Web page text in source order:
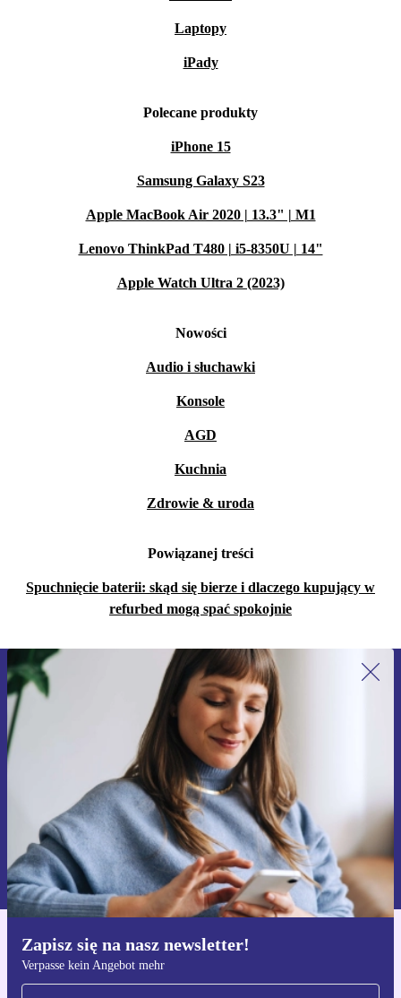
Laptopy
iPady
Polecane produkty
iPhone 15
Samsung Galaxy S23
Apple MacBook Air 2020 | 13.3" | M1
Lenovo ThinkPad T480 | i5-8350U | 14"
Apple Watch Ultra 2 (2023)
Nowości
Audio i słuchawki
Konsole
AGD
Kuchnia
Zdrowie & uroda
Powiązanej treści
Spuchnięcie baterii: skąd się bierze i dlaczego kupujący w
refurbed mogą spać spokojnie
Zapisz się na nasz newsletter!
Verpasse kein Angebot mehr
Zapisz się na nasz newsletter!
Nie przegap żadnej oferty.
Zarejestruj się
Informacje na temat używania danych osobowych znajdują się w
naszej
Polityce prywatności
Pobierz aplikację refurbed
Dla iOS i Android